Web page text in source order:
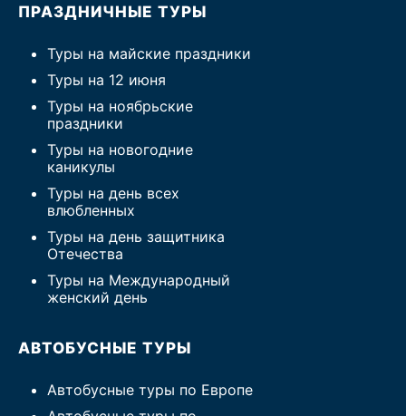
ПРАЗДНИЧНЫЕ ТУРЫ
Туры на майские праздники
Туры на 12 июня
Туры на ноябрьские
праздники
Туры на новогодние
каникулы
Туры на день всех
влюбленных
Туры на день защитника
Отечества
Туры на Международный
женский день
АВТОБУСНЫЕ ТУРЫ
Автобусные туры по Европе